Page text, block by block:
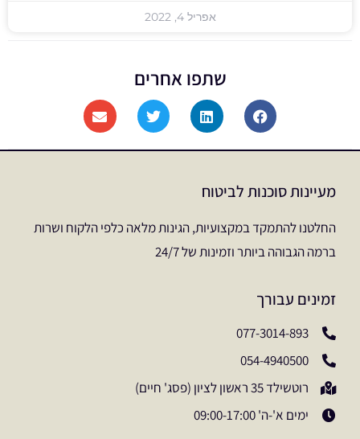
אפריל 4, 2022
שתפו אחרים
מעיינות סוכנות לביטוח
החלטנו להתמקד במקצועיות, הגינות מלאה כלפי הלקוח ושרות
ברמה הגבוהה ביותר וזמינות של 24/7
זמינים עבורך
077-3014-893
054-4940500
רוטשילד 35 ראשון לציון (פסג' חיים)
ימים א'-ה' 09:00-17:00